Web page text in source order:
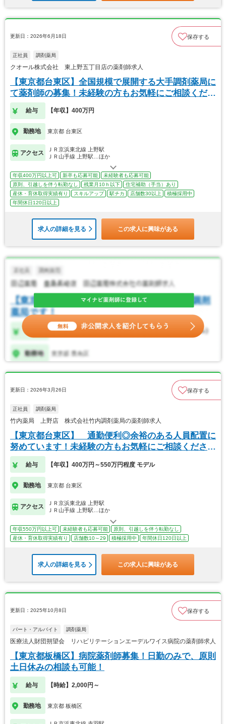
更新日：2026年6月18日 保存する
正社員 調剤薬局
クオール株式会社 東上野五丁目店の薬剤師求人
【東京都台東区】全国規模で展開する大手調剤薬局に
て薬剤師の募集！未経験の方もお気軽にご相談くださ
い！
給与 【年収】400万円
勤務地 東京都 台東区
アクセス
ＪＲ京浜東北線 上野駅
ＪＲ山手線 上野駅…ほか
年収400万円以上可 新卒も応募可能
未経験者も応募可能
原則、引越しを伴う転勤なし
残業月10ｈ以下
住宅補助（手当）あり
産休・育休取得実績有り
スキルアップ 駅チカ 店舗数30以上
積極採用中
年間休日120日以上
求人の詳細を見る この求人に興味がある
更新日：2026年3月26日 保存する
正社員 調剤薬局
竹内薬局 上野店 株式会社竹内調剤薬局の薬剤師求人
【東京都台東区】 通勤便利◎余裕のある人員配置に
努めています！未経験の方もお気軽にご相談くださ
い！
給与 【年収】400万円～550万円程度 モデル
勤務地 東京都 台東区
アクセス
ＪＲ京浜東北線 上野駅
ＪＲ山手線 上野駅…ほか
年収550万円以上可 未経験者も応募可能
原則、引越しを伴う転勤なし
産休・育休取得実績有り
店舗数10～29 積極採用中 年間休日120日以上
求人の詳細を見る この求人に興味がある
更新日：2025年10月8日 保存する
パート・アルバイト 調剤薬局
医療法人財団朔望会 リハビリテーションエーデルワイス病院の薬剤師求人
【東京都板橋区】病院薬剤師募集！日勤のみで、原則
土日休みの相談も可能！
給与 【時給】2,000円～
勤務地 東京都 板橋区